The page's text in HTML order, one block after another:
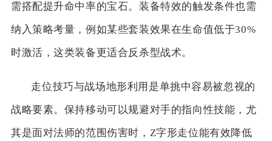
需搭配提升命中率的宝石。装备特效的触发条件也需
纳入策略考量，例如某些套装效果在生命值低于30%
时激活，这类装备更适合反杀型战术。
走位技巧与战场地形利用是单挑中容易被忽视的
战略要素。保持移动可以规避对手的指向性技能，尤
其是面对法师的范围伤害时，Z字形走位能有效降低